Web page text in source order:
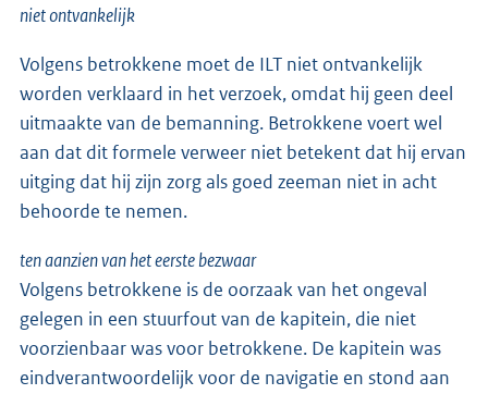
niet ontvankelijk
Volgens betrokkene moet de ILT niet ontvankelijk
worden verklaard in het verzoek, omdat hij geen deel
uitmaakte van de bemanning. Betrokkene voert wel
aan dat dit formele verweer niet betekent dat hij ervan
uitging dat hij zijn zorg als goed zeeman niet in acht
behoorde te nemen.
ten aanzien van het eerste bezwaar
Volgens betrokkene is de oorzaak van het ongeval
gelegen in een stuurfout van de kapitein, die niet
voorzienbaar was voor betrokkene. De kapitein was
eindverantwoordelijk voor de navigatie en stond aan